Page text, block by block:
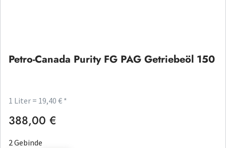
Petro-Canada Purity FG PAG Getriebeöl 150
1 Liter = 19,40 € *
Regulärer Preis:
388,00 €
2 Gebinde